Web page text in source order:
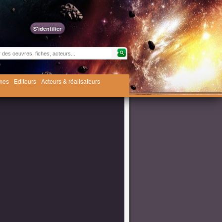
S'identifier
Editeurs Acteurs & réalisateurs